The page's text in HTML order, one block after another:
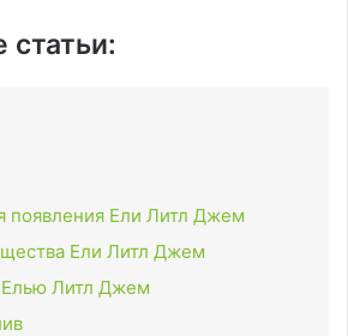
появления Ели Литл Джем
Ели Литл Джем
Елью Литл Джем